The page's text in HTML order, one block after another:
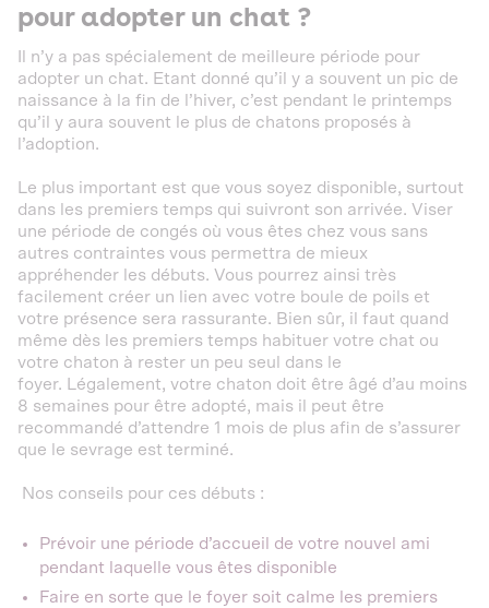
pour adopter un chat ?
Il n’y a pas spécialement de meilleure période pour
adopter un chat. Etant donné qu’il y a souvent un pic de
naissance à la fin de l’hiver, c’est pendant le printemps
qu’il y aura souvent le plus de chatons proposés à
l’adoption.
Le plus important est que vous soyez disponible, surtout
dans les premiers temps qui suivront son arrivée. Viser
une période de congés où vous êtes chez vous sans
autres contraintes vous permettra de mieux
appréhender les débuts. Vous pourrez ainsi très
facilement créer un lien avec votre boule de poils et
votre présence sera rassurante. Bien sûr, il faut quand
même dès les premiers temps habituer votre chat ou
votre chaton à rester un peu seul dans le
foyer. Légalement, votre chaton doit être âgé d’au moins
8 semaines pour être adopté, mais il peut être
recommandé d’attendre 1 mois de plus afin de s’assurer
que le sevrage est terminé.
Nos conseils pour ces débuts :
Prévoir une période d’accueil de votre nouvel ami
pendant laquelle vous êtes disponible
Faire en sorte que le foyer soit calme les premiers